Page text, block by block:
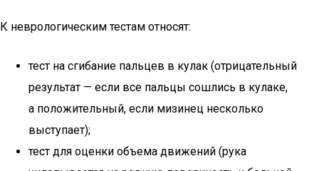
К неврологическим тестам относят:
тест на сгибание пальцев в кулак (отрицательный
результат — если все пальцы сошлись в кулаке,
а положительный, если мизинец несколько
выступает);
тест для оценки объема движений (рука